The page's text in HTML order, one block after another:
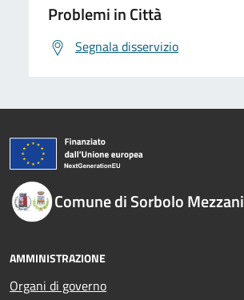
Problemi in Città
Segnala disservizio
Comune di Sorbolo Mezzani
AMMINISTRAZIONE
Organi di governo